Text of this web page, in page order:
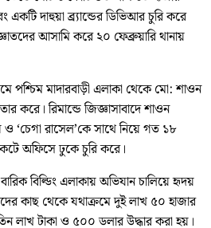
দাহুয়া ব্র্যান্ডের ডিভিআর চুরি করে
আসামি করে ২০ ফেব্রুয়ারি থানায়
পশ্চিম মাদারবাড়ী এলাকা থেকে মো: শাওন
রিমান্ডে জিজ্ঞাসাবাদে শাওন
‘চেগা রাসেল’কে সাথে নিয়ে গত ১৮
অফিসে ঢুকে চুরি করে।
বিল্ডিং এলাকায় অভিযান চালিয়ে হৃদয়
কাছ থেকে যথাক্রমে দুই লাখ ৫০ হাজার
লাখ টাকা ও ৫০০ ডলার উদ্ধার করা হয়।